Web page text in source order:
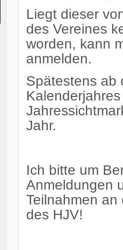
Liegt dieser
des Vereines
worden, kann
anmelden.
Spätestens ab
Jahr.
Ich bitte um
Anmeldungen
Teilnahmen
des HJV!